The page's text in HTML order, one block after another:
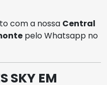
com a nossa Central
pelo Whatsapp no
SKY EM